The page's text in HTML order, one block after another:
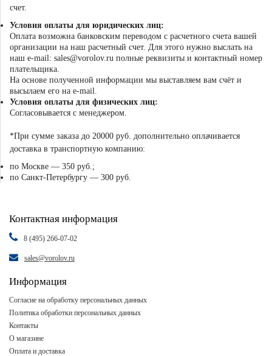
счет.
Условия оплаты для юридических лиц:
Оплата возможна банковским переводом с расчетного счета вашей
организации на наш расчетный счет. Для этого нужно выслать на
наш e-mail: sales@vorolov.ru полные реквизиты и контактный номер
плательщика.
На основе полученной информации мы выставляем вам счёт и
высылаем его на e-mail.
Условия оплаты для физических лиц:
Согласовывается с менеджером.
*При сумме заказа до 20000 руб. дополнительно оплачивается
доставка в транспортную компанию:
по Москве — 350 руб.;
по Санкт-Петербургу — 300 руб.
Контактная информация
8 (495) 266-07-02
sales@vorolov.ru
Информация
Согласие на обработку персональных данных
Политика обработки персональных данных
Контакты
О магазине
Оплата и доставка